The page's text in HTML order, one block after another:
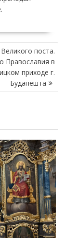
поста.
Православия в
приходе г.
Будапешта